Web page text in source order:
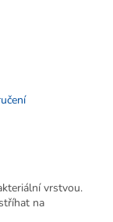
vrstvou.
na